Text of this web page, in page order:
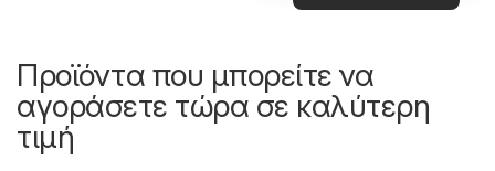
Προϊόντα που μπορείτε να
αγοράσετε τώρα σε καλύτερη
τιμή